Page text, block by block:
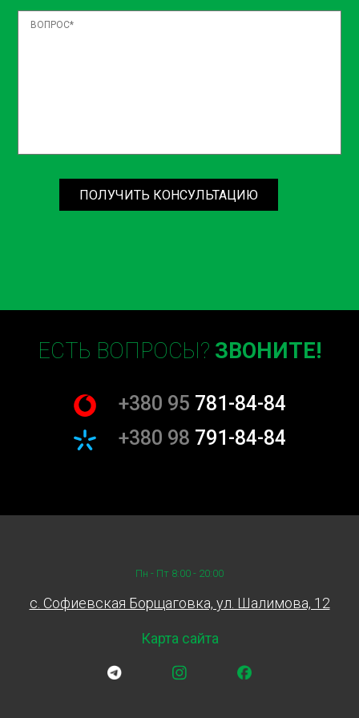
ПОЛУЧИТЬ КОНСУЛЬТАЦИЮ
ЕСТЬ ВОПРОСЫ? ЗВОНИТЕ!
+380 95 781-84-84
+380 98 791-84-84
Пн - Пт 8:00 - 20:00
c. Софиевская Борщаговка, ул. Шалимова, 12
Карта сайта